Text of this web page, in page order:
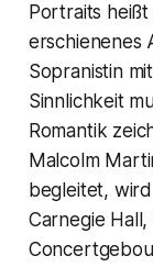
Portraits
erschienenes
Sopranistin
Sinnlichkeit
Romantik
Malcolm
begleitet,
Carnegie